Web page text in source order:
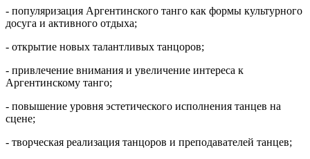
- популяризация Аргентинского танго как формы культурного
досуга и активного отдыха;
- открытие новых талантливых танцоров;
- привлечение внимания и увеличение интереса к
Аргентинскому танго;
- повышение уровня эстетического исполнения танцев на
сцене;
- творческая реализация танцоров и преподавателей танцев;